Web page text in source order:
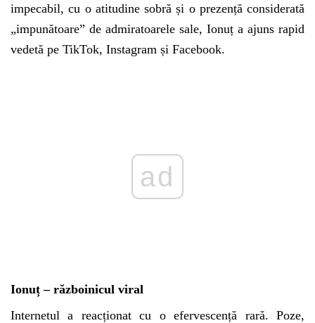
impecabil, cu o atitudine sobră și o prezență considerată
„impunătoare” de admiratoarele sale, Ionuț a ajuns rapid
vedetă pe TikTok, Instagram și Facebook.
Ionuț – războinicul viral
Internetul a reacționat cu o efervescență rară. Poze,